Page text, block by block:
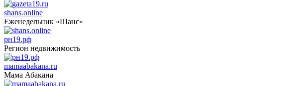
shans.online
Еженедельник «Шанс»
рн19.рф
Регион недвижимость
mamaabakana.ru
Мама Абакана